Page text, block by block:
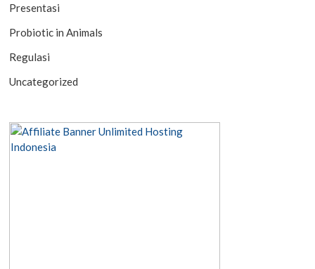
Presentasi
Probiotic in Animals
Regulasi
Uncategorized